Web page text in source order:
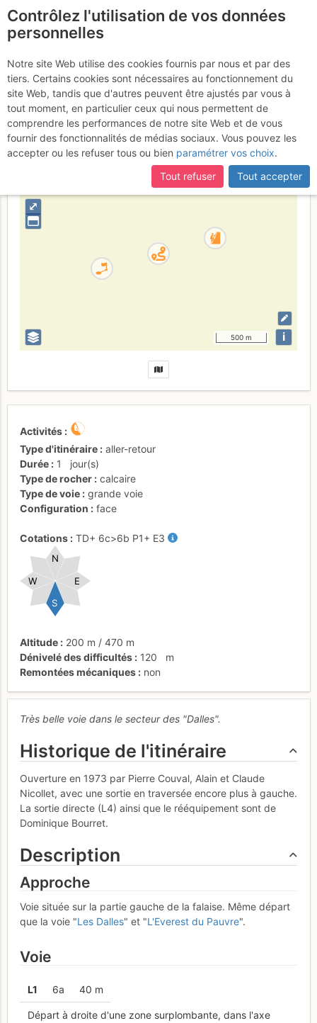
L'Hortus :
L'Anathème
France Hérault
⤢
500 m i
Activités
Type d'itinéraire
aller-retour
Durée
1
jour(s)
Type de rocher
calcaire
Type de voie
grande voie
Configuration
face
Cotations TD+ 6c>6b P1+ E3
E
W
S
N
Altitude 200 m / 470 m
Dénivelé des difficultés
120
m
Remontées mécaniques
non
Très belle voie dans le secteur des "Dalles".
Historique de l'itinéraire
Ouverture en 1973 par Pierre Couval, Alain et Claude
Nicollet, avec une sortie en traversée encore plus à gauche.
La sortie directe (L4) ainsi que le rééquipement sont de
Dominique Bourret.
Description
Approche
Voie située sur la partie gauche de la falaise. Même départ
que la voie "Les Dalles" et "L'Everest du Pauvre".
Voie
L1 6a 40 m
Départ à droite d'une zone surplombante, dans l'axe
Contrôlez l'utilisation de vos données
personnelles
Notre site Web utilise des cookies fournis par nous et par des
tiers. Certains cookies sont nécessaires au fonctionnement du
site Web, tandis que d'autres peuvent être ajustés par vous à
tout moment, en particulier ceux qui nous permettent de
comprendre les performances de notre site Web et de vous
fournir des fonctionnalités de médias sociaux. Vous pouvez les
accepter ou les refuser tous ou bien paramétrer vos choix.
Tout refuser
Tout accepter